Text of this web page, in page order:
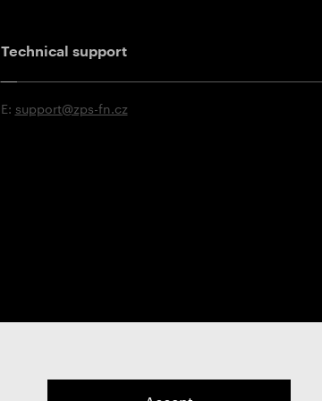
Technical support
E: support@zps-fn.cz